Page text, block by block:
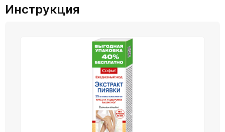
Инструкция